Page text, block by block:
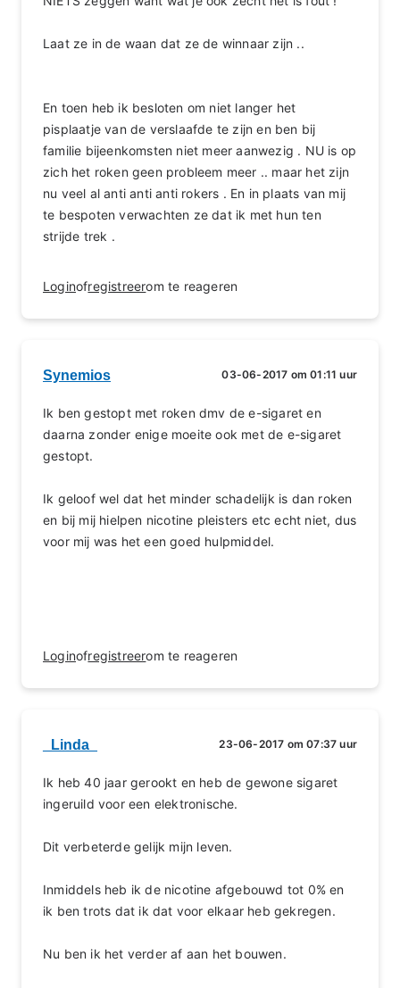
Laat ze in de waan dat ze de winnaar zijn ..
En toen heb ik besloten om niet langer het
pisplaatje van de verslaafde te zijn en ben bij
familie bijeenkomsten niet meer aanwezig . NU is op
zich het roken geen probleem meer .. maar het zijn
nu veel al anti anti anti rokers . En in plaats van mij
te bespoten verwachten ze dat ik met hun ten
strijde trek .
Loginofregistreerom te reageren
Synemios 03-06-2017 om 01:11 uur
Ik ben gestopt met roken dmv de e-sigaret en
daarna zonder enige moeite ook met de e-sigaret
gestopt.
Ik geloof wel dat het minder schadelijk is dan roken
en bij mij hielpen nicotine pleisters etc echt niet, dus
voor mij was het een goed hulpmiddel.
Loginofregistreerom te reageren
_Linda_ 23-06-2017 om 07:37 uur
Ik heb 40 jaar gerookt en heb de gewone sigaret
ingeruild voor een elektronische.
Dit verbeterde gelijk mijn leven.
Inmiddels heb ik de nicotine afgebouwd tot 0% en
ik ben trots dat ik dat voor elkaar heb gekregen.
Nu ben ik het verder af aan het bouwen.